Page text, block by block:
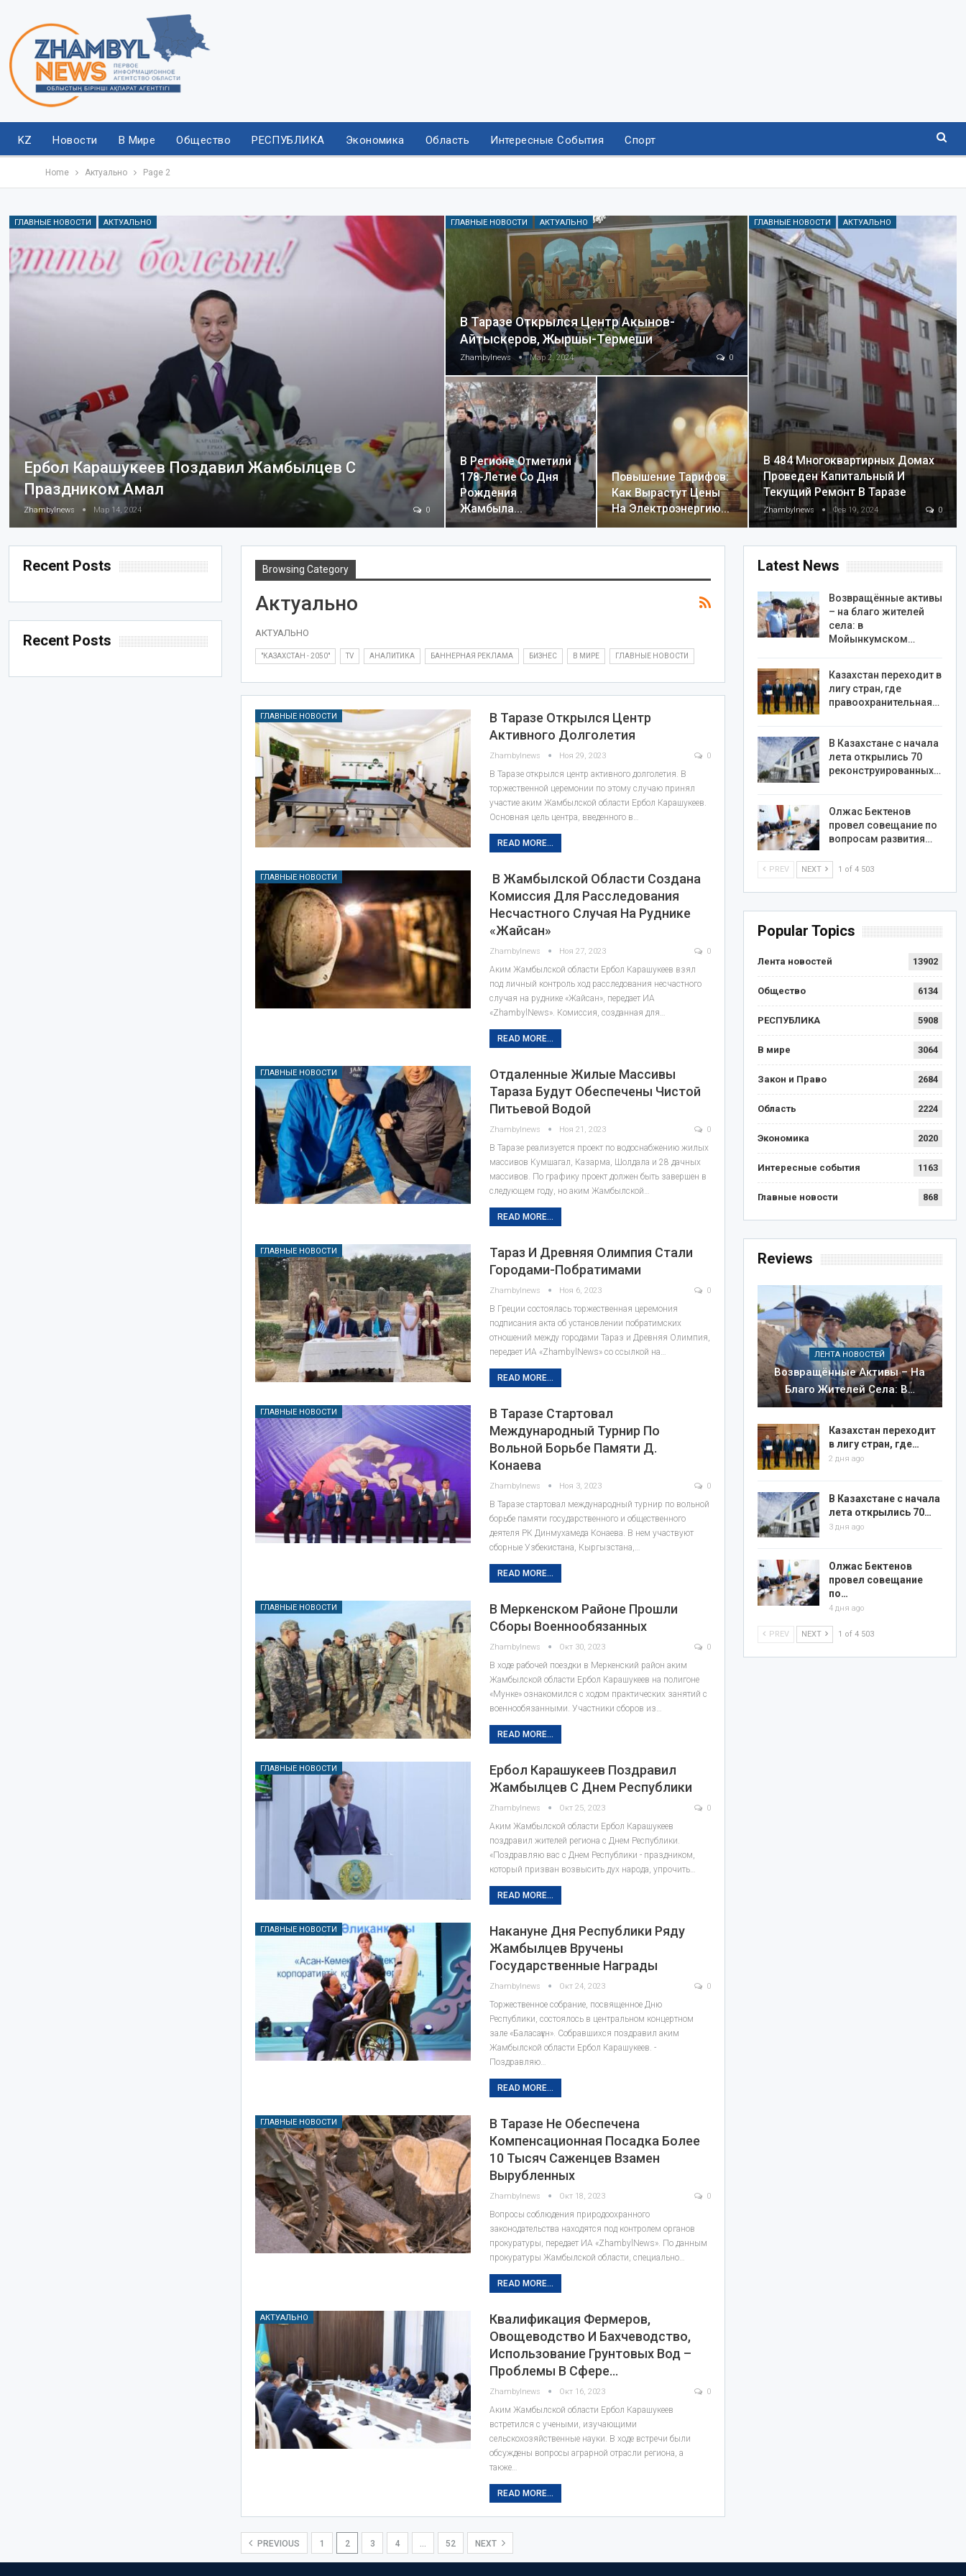
KZ Новости В Мире Общество РЕСПУБЛИКА Экономика Область Интересные События Спорт
Home Актуально Page 2
ГЛАВНЫЕ НОВОСТИ АКТУАЛЬНО
Ербол Карашукеев Поздавил Жамбылцев С
Праздником Амал
Zhambylnews Мар 14, 2024 0
ГЛАВНЫЕ НОВОСТИ АКТУАЛЬНО
В Таразе Открылся Центр Акынов-
Айтыскеров, Жыршы-Термеши
Zhambylnews Мар 2, 2024 0
В Регионе Отметили
178-Летие Со Дня
Рождения
Жамбыла…
Повышение Тарифов:
Как Вырастут Цены
На Электроэнергию…
ГЛАВНЫЕ НОВОСТИ АКТУАЛЬНО
В 484 Многоквартирных Домах
Проведен Капитальный И
Текущий Ремонт В Таразе
Zhambylnews Фев 19, 2024 0
Browsing Category
Актуально
АКТУАЛЬНО
"КАЗАХСТАН - 2050" TV АНАЛИТИКА БАННЕРНАЯ РЕКЛАМА БИЗНЕС В МИРЕ ГЛАВНЫЕ НОВОСТИ
ГЛАВНЫЕ НОВОСТИ
В Таразе Открылся Центр
Активного Долголетия
Zhambylnews Ноя 29, 2023 0
В Таразе открылся центр активного долголетия. В
торжественной церемонии по этому случаю принял
участие аким Жамбылской области Ербол Карашукеев.
Основная цель центра, введенного в…
READ MORE...
ГЛАВНЫЕ НОВОСТИ
В Жамбылской Области Создана
Комиссия Для Расследования
Несчастного Случая На Руднике
«Жайсан»
Zhambylnews Ноя 27, 2023 0
Аким Жамбылской области Ербол Карашукеев взял
под личный контроль ход расследования несчастного
случая на руднике «Жайсан», передает ИА
«ZhambylNews». Комиссия, созданная для…
READ MORE...
ГЛАВНЫЕ НОВОСТИ
Отдаленные Жилые Массивы
Тараза Будут Обеспечены Чистой
Питьевой Водой
Zhambylnews Ноя 21, 2023 0
В Таразе реализуется проект по водоснабжению жилых
массивов Кумшагал, Казарма, Шолдала и 28 дачных
массивов. По графику проект должен быть завершен в
следующем году, но аким Жамбылской…
READ MORE...
ГЛАВНЫЕ НОВОСТИ
Тараз И Древняя Олимпия Стали
Городами-Побратимами
Zhambylnews Ноя 6, 2023 0
В Греции состоялась торжественная церемония
подписания акта об установлении побратимских
отношений между городами Тараз и Древняя Олимпия,
передает ИА «ZhambylNews» со ссылкой на…
READ MORE...
ГЛАВНЫЕ НОВОСТИ
В Таразе Стартовал
Международный Турнир По
Вольной Борьбе Памяти Д.
Конаева
Zhambylnews Ноя 3, 2023 0
В Таразе стартовал международный турнир по вольной
борьбе памяти государственного и общественного
деятеля РК Динмухамеда Конаева. В нем участвуют
сборные Узбекистана, Кыргызстана,…
READ MORE...
ГЛАВНЫЕ НОВОСТИ
В Меркенском Районе Прошли
Сборы Военнообязанных
Zhambylnews Окт 30, 2023 0
В ходе рабочей поездки в Меркенский район аким
Жамбылской области Ербол Карашукеев на полигоне
«Мунке» ознакомился с ходом практических занятий с
военнообязанными. Участники сборов из…
READ MORE...
ГЛАВНЫЕ НОВОСТИ
Ербол Карашукеев Поздравил
Жамбылцев С Днем Республики
Zhambylnews Окт 25, 2023 0
Аким Жамбылской области Ербол Карашукеев
поздравил жителей региона с Днем Республики.
«Поздравляю вас с Днем Республики ­- праздником,
который призван возвысить дух народа, упрочить…
READ MORE...
ГЛАВНЫЕ НОВОСТИ
Накануне Дня Республики Ряду
Жамбылцев Вручены
Государственные Награды
Zhambylnews Окт 24, 2023 0
Торжественное собрание, посвященное Дню
Республики, состоялось в центральном концертном
зале «Баласағұн». Собравшихся поздравил аким
Жамбылской области Ербол Карашукеев. -
Поздравляю…
READ MORE...
ГЛАВНЫЕ НОВОСТИ
В Таразе Не Обеспечена
Компенсационная Посадка Более
10 Тысяч Саженцев Взамен
Вырубленных
Zhambylnews Окт 18, 2023 0
Вопросы соблюдения природоохранного
законодательства находятся под контролем органов
прокуратуры, передает ИА «ZhambylNews». По данным
прокуратуры Жамбылской области, специально…
READ MORE...
АКТУАЛЬНО
Квалификация Фермеров,
Овощеводство И Бахчеводство,
Использование Грунтовых Вод –
Проблемы В Сфере…
Zhambylnews Окт 16, 2023 0
Аким Жамбылской области Ербол Карашукеев
встретился с учеными, изучающими
сельскохозяйственные науки. В ходе встречи были
обсуждены вопросы аграрной отрасли региона, а
также…
READ MORE...
PREVIOUS 1 2 3 4 … 52 NEXT
Latest News
Возвращённые активы
– на благо жителей
села: в
Мойынкумском…
Казахстан переходит в
лигу стран, где
правоохранительная…
В Казахстане с начала
лета открылись 70
реконструированных…
Олжас Бектенов
провел совещание по
вопросам развития…
PREV NEXT 1 of 4 503
Popular Topics
Лента новостей 13902
Общество 6134
РЕСПУБЛИКА 5908
В мире 3064
Закон и Право 2684
Область 2224
Экономика 2020
Интересные события 1163
Главные новости 868
Reviews
ЛЕНТА НОВОСТЕЙ
Возвращённые Активы – На
Благо Жителей Села: В…
Казахстан переходит
в лигу стран, где…
2 дня ago
В Казахстане с начала
лета открылись 70…
3 дня ago
Олжас Бектенов
провел совещание
по…
4 дня ago
PREV NEXT 1 of 4 503
Recent Posts
Recent Posts